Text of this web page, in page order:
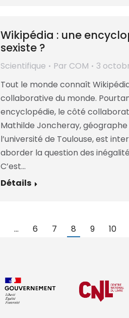
Wikipédia : une
sexiste ?
Scientifique Par COM
3
Tout le monde connaît
collaborative du monde.
encyclopédie, le côté
Mathilde Joncheray,
l’université de Toulouse, est
aborder la question des
C’est…
Détails
… 6 7 8 9 10